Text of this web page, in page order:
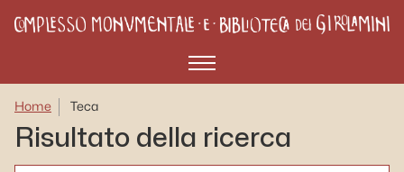
Menù
Home Teca
Risultato della ricerca